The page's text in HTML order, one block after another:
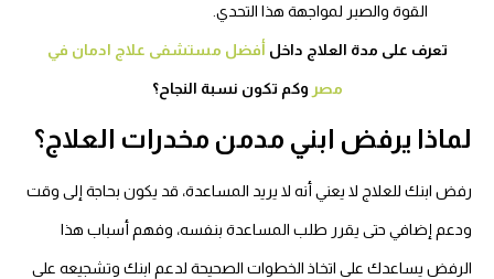
القوة والصبر لمواجهة هذا التحدي.
تعرف على مدة العلاج داخل أفضل مستشفى علاج ادمان في
مصر وكم تكون نسبة النجاح؟
لماذا يرفض ابني مدمن مخدرات العلاج؟
رفض ابنك للعلاج لا يعني أنه لا يريد المساعدة، قد يكون بحاجة إلى وقت
ودعم إضافي حتى يقرر طلب المساعدة بنفسه، وفهم أسباب هذا
الرفض يساعدك على اتخاذ الخطوات الصحيحة لدعم ابنك وتشجيعه على